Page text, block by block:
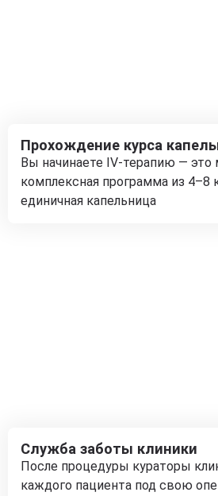
Прохождение курса
Вы начинаете IV-терапию —
комплексная программа из 4–8
единичная капельница
Служба заботы клиники
После процедуры кураторы
каждого пациента под свою